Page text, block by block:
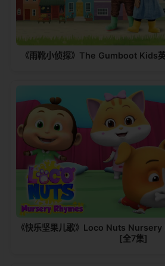
《雨靴小侦探》The Gumboot Kids
《快乐坚果儿歌》Loco Nuts
[全7集]